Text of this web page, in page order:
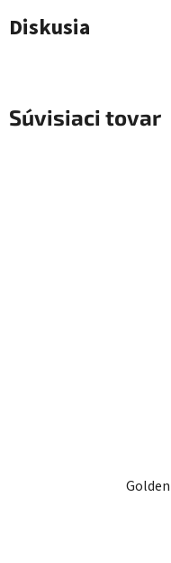
Diskusia
Súvisiaci tovar